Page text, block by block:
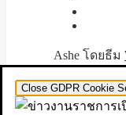
Ashe โดยธีม
Close GDPR Cookie